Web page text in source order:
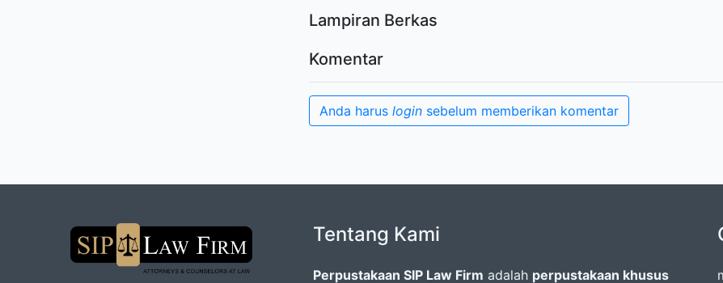
Lampiran Berkas
Komentar
Anda harus login sebelum memberikan komentar
Tentang Kami
Perpustakaan SIP Law Firm adalah perpustakaan khusus